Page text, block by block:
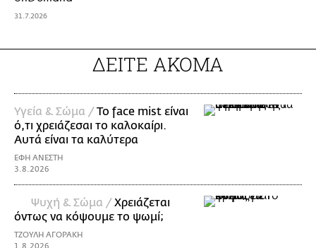
31.7.2026
ΔΕΙΤΕ ΑΚΟΜΑ
Υγεία & Σώμα /Το face mist είναι
ό,τι χρειάζεσαι το καλοκαίρι.
Αυτά είναι τα καλύτερα
ΕΦΗ ΑΝΕΣΤΗ
3.8.2026
Ψυχή & Σώμα /Xρειάζεται
όντως να κόψουμε το ψωμί;
ΤΖΟΥΛΗ ΑΓΟΡΑΚΗ